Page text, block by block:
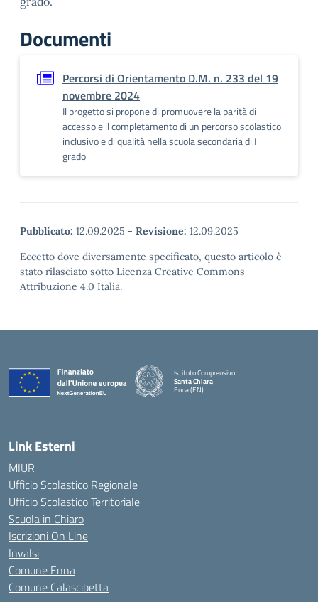
Documenti
Percorsi di Orientamento D.M. n. 233 del 19
novembre 2024
Il progetto si propone di promuovere la parità di
accesso e il completamento di un percorso scolastico
inclusivo e di qualità nella scuola secondaria di I
grado
Pubblicato: 12.09.2025 - Revisione: 12.09.2025
Eccetto dove diversamente specificato, questo articolo è
stato rilasciato sotto Licenza Creative Commons
Attribuzione 4.0 Italia.
Istituto Comprensivo
Santa Chiara
Enna (EN)
Link Esterni
MIUR
Ufficio Scolastico Regionale
Ufficio Scolastico Territoriale
Scuola in Chiaro
Iscrizioni On Line
Invalsi
Comune Enna
Comune Calascibetta